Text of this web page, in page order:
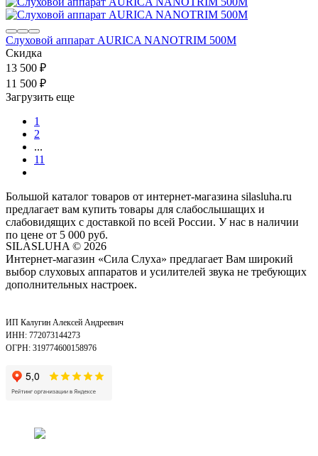
Слуховой аппарат AURICA NANOTRIM 500M
Скидка
13 500 ₽
11 500 ₽
Загрузить еще
1
2
...
11
Большой каталог товаров от интернет-магазина silasluha.ru
предлагает вам купить товары для слабослышащих и
слабовидящих с доставкой по всей России. У нас в наличии
по цене от 5 000 руб.
SILASLUHA © 2026
Интернет-магазин «Сила Слуха» предлагает Вам широкий
выбор слуховых аппаратов и усилителей звука не требующих
дополнительных настроек.
ИП Калугин Алексей Андреевич
ИНН: 772073144273
ОГРН: 319774600158976